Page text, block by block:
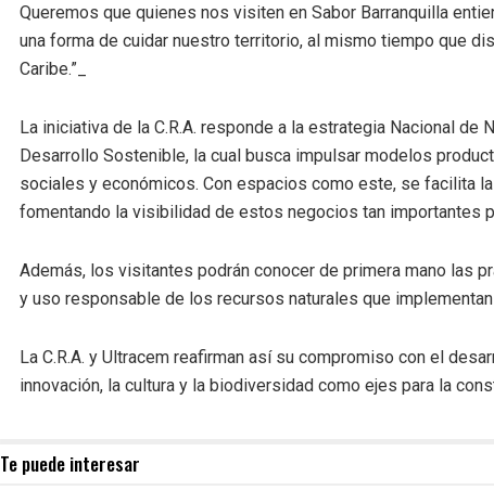
Queremos que quienes nos visiten en Sabor Barranquilla
una forma de cuidar nuestro territorio, al mismo tiempo que
Caribe.”_
La iniciativa de la C.R.A. responde a la estrategia Nacional
Desarrollo Sostenible, la cual busca impulsar modelos
sociales y económicos. Con espacios como este, se facilita
fomentando la visibilidad de estos negocios tan importantes
Además, los visitantes podrán conocer de primera mano las
y uso responsable de los recursos naturales que
La C.R.A. y Ultracem reafirman así su compromiso con el
innovación, la cultura y la biodiversidad como ejes para la
Te puede interesar